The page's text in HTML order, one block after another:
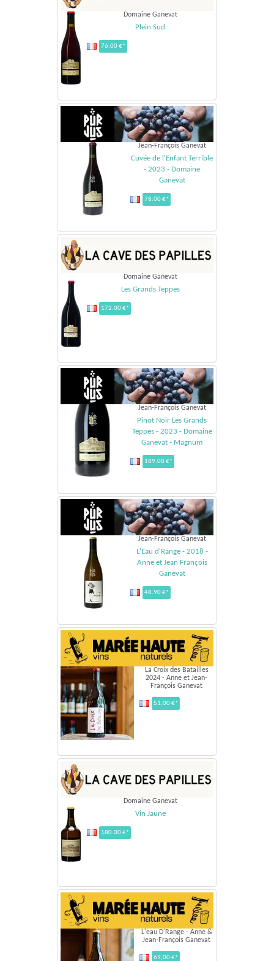
Domaine Ganevat
Plein Sud
76.00 €*
Jean-François Ganevat
Cuvée de l'Enfant Terrible
- 2023 - Domaine
Ganevat
78.00 €*
Domaine Ganevat
Les Grands Teppes
172.00 €*
Jean-François Ganevat
Pinot Noir Les Grands
Teppes - 2023 - Domaine
Ganevat - Magnum
189.00 €*
Jean-François Ganevat
L'Eau d'Range - 2018 -
Anne et Jean François
Ganevat
48.90 €*
La Croix des Batailles
2024 - Anne et Jean-
François Ganevat
51,00 €*
Domaine Ganevat
Vin Jaune
180.00 €*
L'eau D'Range - Anne &
Jean-François Ganevat
69,00 €*